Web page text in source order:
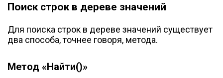
Поиск строк в дереве значений
Для поиска строк в дереве значений существует
два способа, точнее говоря, метода.
Метод «Найти()»